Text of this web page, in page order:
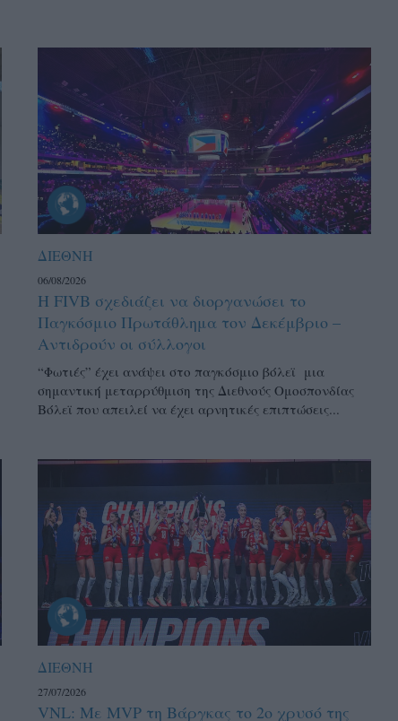
ΔΙΕΘΝΗ
06/08/2026
Η FIVB σχεδιάζει να διοργανώσει το
Παγκόσμιο Πρωτάθλημα τον Δεκέμβριο –
Αντιδρούν οι σύλλογοι
“Φωτιές” έχει ανάψει στο παγκόσμιο βόλεϊ μια
σημαντική μεταρρύθμιση της Διεθνούς Ομοσπονδίας
Βόλεϊ που απειλεί να έχει αρνητικές επιπτώσεις...
ΔΙΕΘΝΗ
27/07/2026
VNL: Με MVP τη Βάργκας το 2ο χρυσό της